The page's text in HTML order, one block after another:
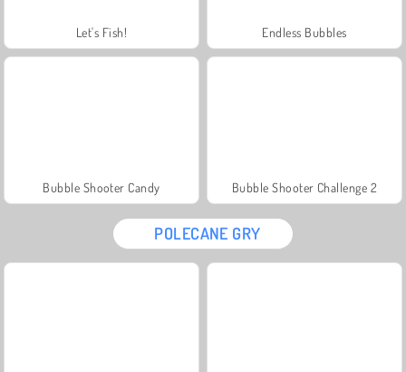
Let's Fish! Endless Bubbles
Bubble Shooter Candy Bubble Shooter Challenge 2
POLECANE GRY